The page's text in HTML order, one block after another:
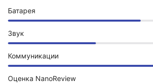
Батарея
Звук
Коммуникации
Оценка NanoReview